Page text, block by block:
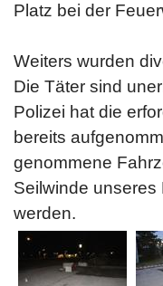
Platz bei der
Weiters wurden
Die Täter sind
Polizei hat die
bereits
genommene
Seilwinde unseres
werden.